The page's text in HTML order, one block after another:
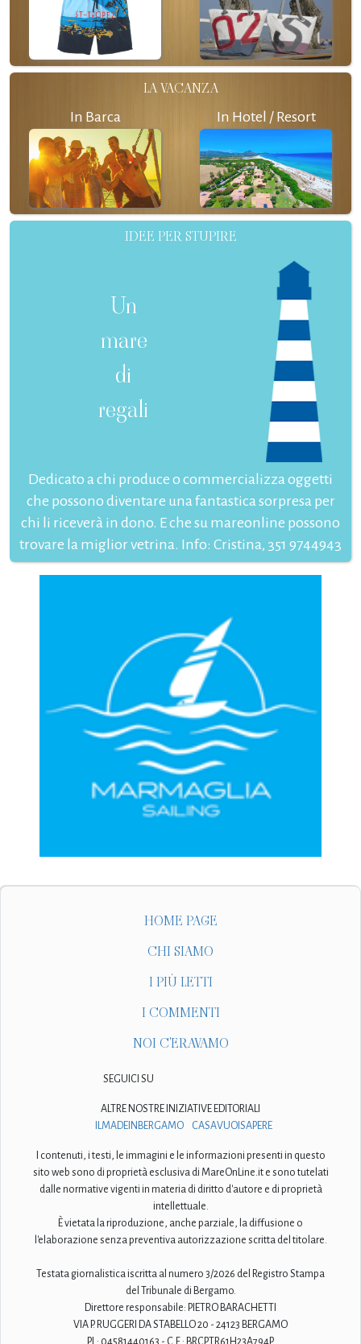
LA VACANZA
In Barca In Hotel / Resort
IDEE PER STUPIRE
Un
mare
di
regali
Dedicato a chi produce o commercializza oggetti
che possono diventare una fantastica sorpresa per
chi li riceverà in dono. E che su mareonline possono
trovare la miglior vetrina. Info: Cristina, 351 9744943
HOME PAGE
CHI SIAMO
I PIÙ LETTI
I COMMENTI
NOI C'ERAVAMO
SEGUICI SU
ALTRE NOSTRE INIZIATIVE EDITORIALI
ILMADEINBERGAMO
CASAVUOISAPERE
I contenuti, i testi, le immagini e le informazioni presenti in questo
sito web sono di proprietà esclusiva di MareOnLine.it e sono tutelati
dalle normative vigenti in materia di diritto d'autore e di proprietà
intellettuale.
È vietata la riproduzione, anche parziale, la diffusione o
l'elaborazione senza preventiva autorizzazione scritta del titolare.
Testata giornalistica iscritta al numero 3/2026 del Registro Stampa
del Tribunale di Bergamo.
Direttore responsabile: PIETRO BARACHETTI
VIA P. RUGGERI DA STABELLO 20 - 24123 BERGAMO
P.I.: 04581440163 - C.F.: BRCPTR61H23A794P